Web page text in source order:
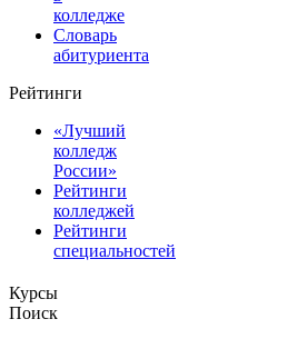
колледже
Словарь
абитуриента
Рейтинги
«Лучший
колледж
России»
Рейтинги
колледжей
Рейтинги
специальностей
Курсы
Поиск